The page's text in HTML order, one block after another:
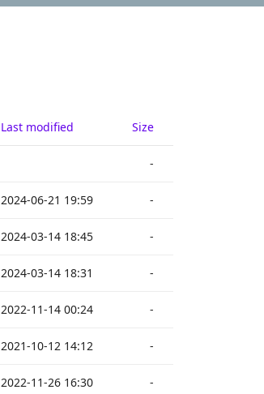
Last modified Size
-
2024-06-21 19:59 -
2024-03-14 18:45 -
2024-03-14 18:31 -
2022-11-14 00:24 -
2021-10-12 14:12 -
2022-11-26 16:30 -